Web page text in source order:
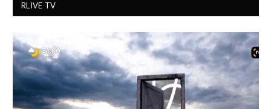
RLIVE TV